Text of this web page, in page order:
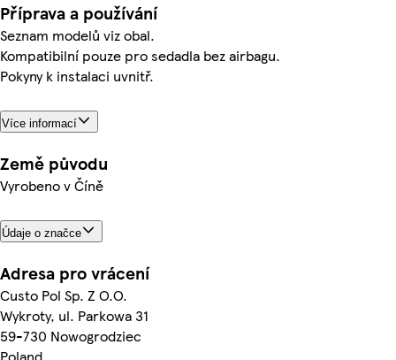
Příprava a používání
Seznam modelů viz obal.
Kompatibilní pouze pro sedadla bez airbagu.
Pokyny k instalaci uvnitř.
Více informací
Země původu
Vyrobeno v Číně
Údaje o značce
Adresa pro vrácení
Custo Pol Sp. Z O.O.
Wykroty, ul. Parkowa 31
59-730 Nowogrodziec